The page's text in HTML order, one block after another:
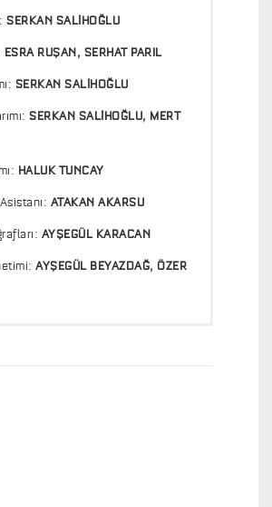
SERKAN SALİHOĞLU
ESRA RUŞAN, SERHAT PARIL
SERKAN SALİHOĞLU
SERKAN SALİHOĞLU, MERT
HALUK TUNCAY
ATAKAN AKARSU
AYŞEGÜL KARACAN
AYŞEGÜL BEYAZDAĞ, ÖZER
Ne kadarı
takılıyor içimizden geçenlerin?
yoksa susturulmak mı?
tam anlamıyla anlamadığı,